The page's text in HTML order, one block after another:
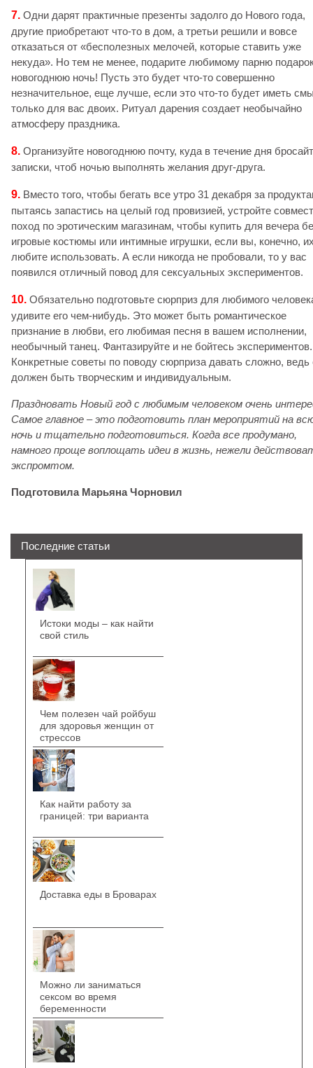
7. Одни дарят практичные презенты задолго до Нового года,
другие приобретают что-то в дом, а третьи решили и вовсе
отказаться от «бесполезных мелочей, которые ставить уже
некуда». Но тем не менее, подарите любимому парню
новогоднюю ночь! Пусть это будет что-то совершенно
незначительное, еще лучше, если это что-то будет иметь
только для вас двоих. Ритуал дарения создает необычайно
атмосферу праздника.
8. Организуйте новогоднюю почту, куда в течение дня
записки, чтоб ночью выполнять желания друг-друга.
9. Вместо того, чтобы бегать все утро 31 декабря за
пытаясь запастись на целый год провизией, устройте
поход по эротическим магазинам, чтобы купить для вечера
игровые костюмы или интимные игрушки, если вы, конечно,
любите использовать. А если никогда не пробовали, то у вас
появился отличный повод для сексуальных экспериментов.
10. Обязательно подготовьте сюрприз для любимого
удивите его чем-нибудь. Это может быть романтическое
признание в любви, его любимая песня в вашем исполнении,
необычный танец. Фантазируйте и не бойтесь экспериментов.
Конкретные советы по поводу сюрприза давать сложно, ведь
должен быть творческим и индивидуальным.
Праздновать Новый год с любимым человеком очень
Самое главное – это подготовить план мероприятий на
ночь и тщательно подготовиться. Когда все продумано,
намного проще воплощать идеи в жизнь, нежели
экспромтом.
Подготовила Марьяна Чорновил
Последние статьи
Истоки моды – как найти
свой стиль
Чем полезен чай ройбуш
для здоровья женщин от
стрессов
Как найти работу за
границей: три варианта
Доставка еды в Броварах
Можно ли заниматься
сексом во время
беременности